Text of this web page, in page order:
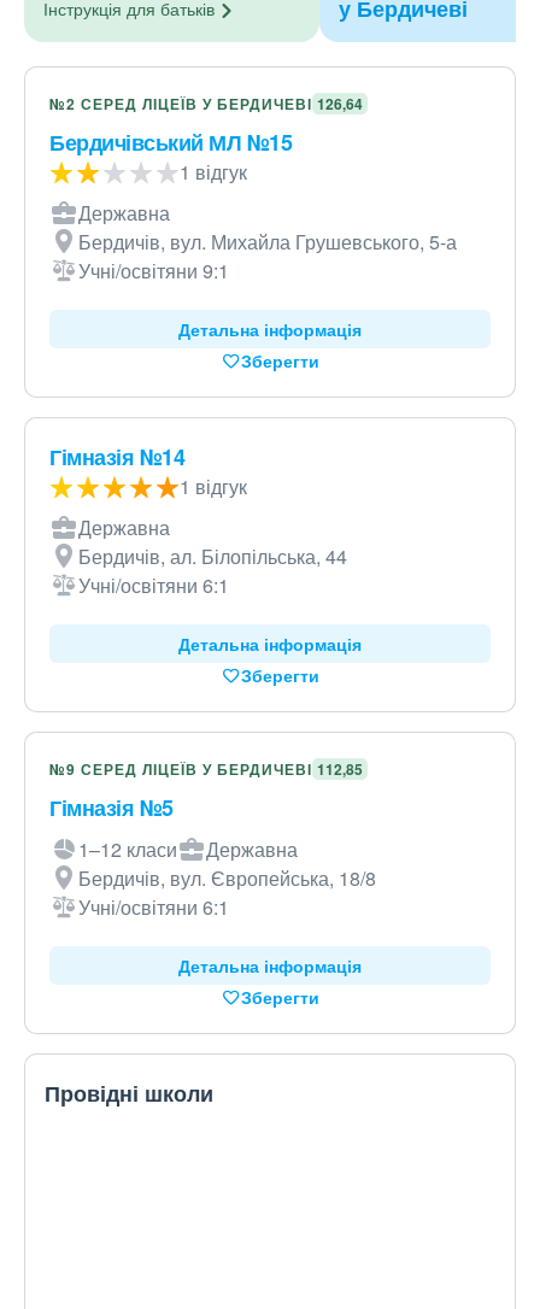
Інструкція для батьків
у Бердичеві
№2 СЕРЕД ЛІЦЕЇВ У БЕРДИЧЕВІ 126,64
Бердичівський МЛ №15
1 відгук
Державна
Бердичів, вул. Михайла Грушевського, 5-а
Учні/освітяни 9:1
Детальна інформація
Зберегти
Гімназія №14
1 відгук
Державна
Бердичів, ал. Білопільська, 44
Учні/освітяни 6:1
Детальна інформація
Зберегти
№9 СЕРЕД ЛІЦЕЇВ У БЕРДИЧЕВІ 112,85
Гімназія №5
1–12 класи
Державна
Бердичів, вул. Європейська, 18/8
Учні/освітяни 6:1
Детальна інформація
Зберегти
Провідні школи